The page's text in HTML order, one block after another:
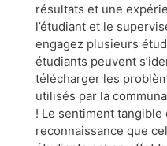
résultats et une
l’étudiant et le
engagez plusieurs
étudiants peuvent
télécharger les
utilisés par la
! Le sentiment tangible
reconnaissance que